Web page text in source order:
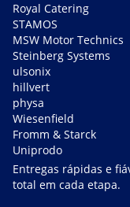
Royal Catering
STAMOS
MSW Motor Technics
Steinberg Systems
ulsonix
hillvert
physa
Wiesenfield
Fromm & Starck
Uniprodo
Entregas rápidas e
total em cada etapa.